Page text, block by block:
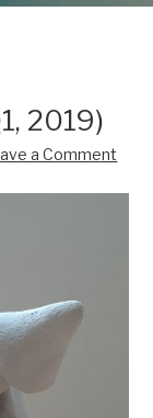
2019)
a Comment